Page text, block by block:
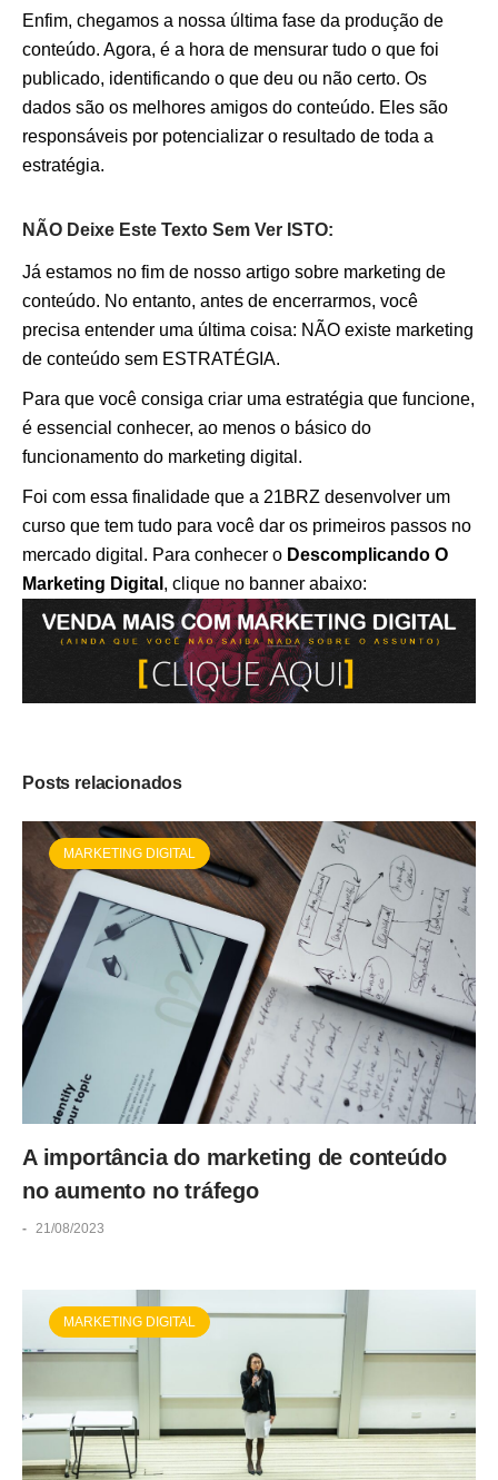
Enfim, chegamos a nossa última fase da produção de
conteúdo. Agora, é a hora de mensurar tudo o que foi
publicado, identificando o que deu ou não certo. Os
dados são os melhores amigos do conteúdo. Eles são
responsáveis por potencializar o resultado de toda a
estratégia.
NÃO Deixe Este Texto Sem Ver ISTO:
Já estamos no fim de nosso artigo sobre marketing de
conteúdo. No entanto, antes de encerrarmos, você
precisa entender uma última coisa: NÃO existe marketing
de conteúdo sem ESTRATÉGIA.
Para que você consiga criar uma estratégia que funcione,
é essencial conhecer, ao menos o básico do
funcionamento do marketing digital.
Foi com essa finalidade que a 21BRZ desenvolver um
curso que tem tudo para você dar os primeiros passos no
mercado digital. Para conhecer o Descomplicando O
Marketing Digital , clique no banner abaixo:
Posts relacionados
MARKETING DIGITAL
A importância do marketing de conteúdo
no aumento no tráfego
- 21/08/2023
MARKETING DIGITAL